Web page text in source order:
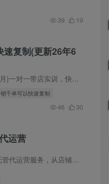
39 19
速复制(更新26年6
训，快速打造日销千单店…
千单可以快速复制
46 30
运营
诊断、链接优化、付费推…